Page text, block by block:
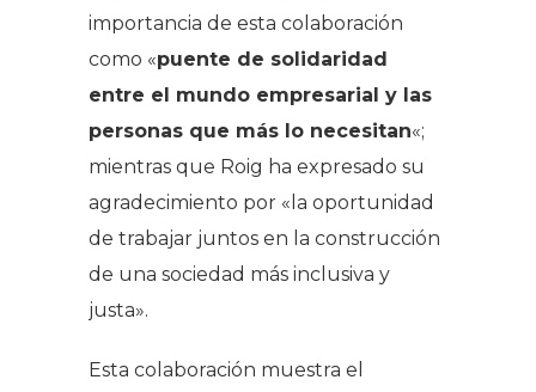
importancia de esta colaboración
como «puente de solidaridad
entre el mundo empresarial y las
personas que más lo necesitan«;
mientras que Roig ha expresado su
agradecimiento por «la oportunidad
de trabajar juntos en la construcción
de una sociedad más inclusiva y
justa».
Esta colaboración muestra el